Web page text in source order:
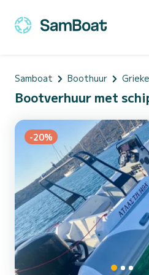
Samboat Boothuur
Bootverhuur met
-20%